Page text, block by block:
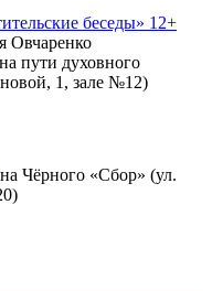
беседы» 12+
Овчаренко
пути духовного
1, зале №12)
Чёрного «Сбор» (ул.